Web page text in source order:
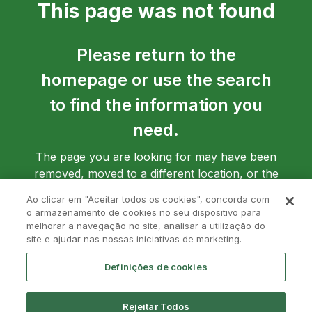
This page was not found
Please return to the
homepage or use the search
to find the information you
need.
The page you are looking for may have been
removed, moved to a different location, or the
Ao clicar em "Aceitar todos os cookies", concorda com
o armazenamento de cookies no seu dispositivo para
melhorar a navegação no site, analisar a utilização do
site e ajudar nas nossas iniciativas de marketing.
Definições de cookies
Rejeitar Todos